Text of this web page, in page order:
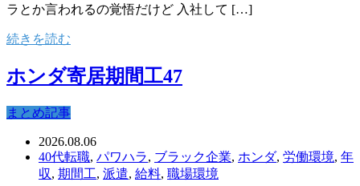
ラとか言われるの覚悟だけど 入社して […]
続きを読む
ホンダ寄居期間工47
まとめ記事
2026.08.06
40代転職, パワハラ, ブラック企業, ホンダ, 労働環境, 年
収, 期間工, 派遣, 給料, 職場環境